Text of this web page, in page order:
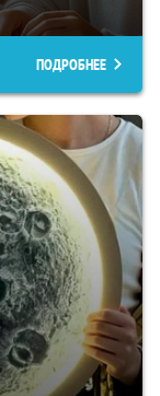
ПОДРОБНЕЕ